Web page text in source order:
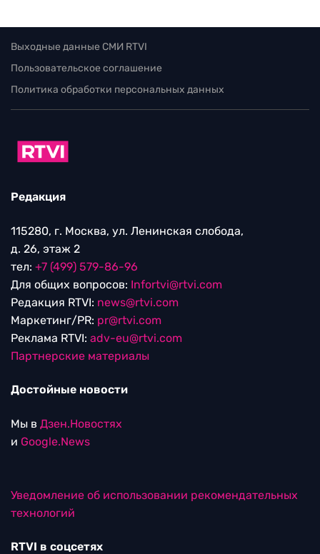
Выходные данные СМИ RTVI
Пользовательское соглашение
Политика обработки персональных данных
Редакция
115280, г. Москва, ул. Ленинская слобода,
д. 26, этаж 2
тел: +7 (499) 579-86-96
Для общих вопросов: Infortvi@rtvi.com
Редакция RTVI: news@rtvi.com
Маркетинг/PR: pr@rtvi.com
Реклама RTVI: adv-eu@rtvi.com
Партнерские материалы
Достойные новости
Мы в Дзен.Новостях
и Google.News
Уведомление об использовании рекомендательных
технологий
RTVI в соцсетях